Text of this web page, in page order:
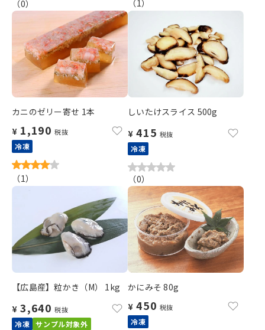
（0） （1）
カニのゼリー寄せ 1本
¥ 1,190 税抜
冷凍
（1）
しいたけスライス 500g
¥ 415 税抜
冷凍
（0）
【広島産】粒かき（M） 1kg
¥ 3,640 税抜
冷凍 サンプル対象外
かにみそ 80g
¥ 450 税抜
冷凍